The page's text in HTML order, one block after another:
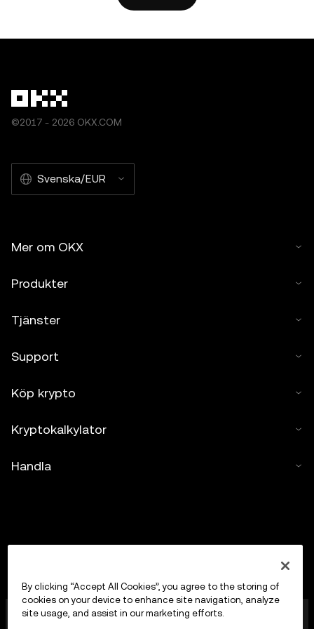
OKX.” En del innehåll kan genereras eller assisteras av
©2017 - 2026 OKX.COM
Svenska/EUR
Mer om OKX
Produkter
Tjänster
Support
Köp krypto
Kryptokalkylator
Handla
OKX Europe Limited, som verkar under handelsnamnet
By clicking “Accept All Cookies”, you agree to the storing of
cookies on your device to enhance site navigation, analyze
site usage, and assist in our marketing efforts.